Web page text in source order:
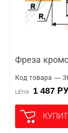
Фреза
Код товара —
ЦЕНА 1 487